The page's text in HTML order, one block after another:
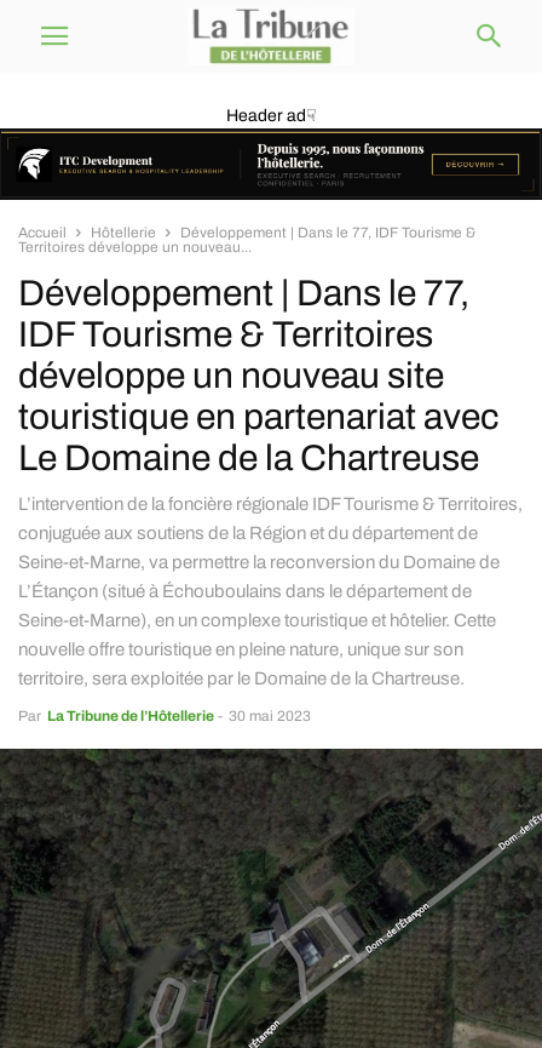
Header ad☟
Accueil Hôtellerie
Développement | Dans le 77, IDF Tourisme &
Territoires développe un nouveau...
Développement | Dans le 77,
IDF Tourisme & Territoires
développe un nouveau site
touristique en partenariat avec
Le Domaine de la Chartreuse
L’intervention de la foncière régionale IDF Tourisme & Territoires,
conjuguée aux soutiens de la Région et du département de
Seine-et-Marne, va permettre la reconversion du Domaine de
L’Étançon (situé à Échouboulains dans le département de
Seine-et-Marne), en un complexe touristique et hôtelier. Cette
nouvelle offre touristique en pleine nature, unique sur son
territoire, sera exploitée par le Domaine de la Chartreuse.
Par La Tribune de l’Hôtellerie - 30 mai 2023